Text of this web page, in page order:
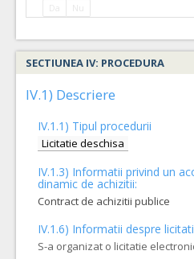
SECTIUNEA IV: PROCEDURA
IV.1) Descriere
IV.1.1) Tipul procedurii
Licitatie deschisa
IV.1.3) Informatii privind un
dinamic de achizitii:
Contract de achizitii publice
IV.1.6) Informatii despre
S-a organizat o licitatie